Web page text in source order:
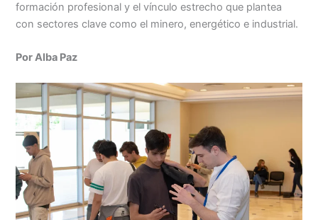
formación profesional y el vínculo estrecho que plantea
con sectores clave como el minero, energético e industrial.
Por Alba Paz